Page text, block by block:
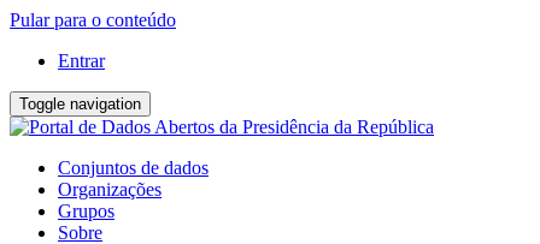
Pular para o conteúdo
Entrar
Toggle navigation
Conjuntos de dados
Organizações
Grupos
Sobre